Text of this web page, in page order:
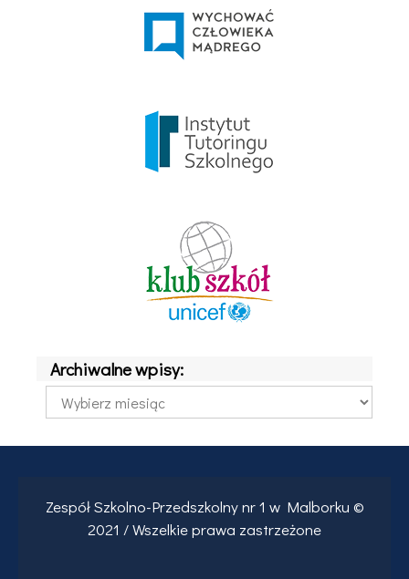
Archiwalne wpisy:
Archiwalne
wpisy:
Zespół Szkolno-Przedszkolny nr 1 w Malborku ©
2021 / Wszelkie prawa zastrzeżone